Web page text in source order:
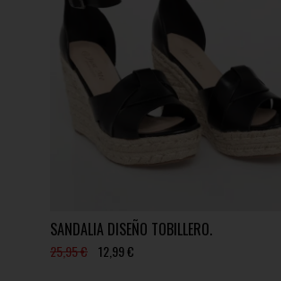
SANDALIA DISEÑO TOBILLERO.
25,95 € 12,99 €